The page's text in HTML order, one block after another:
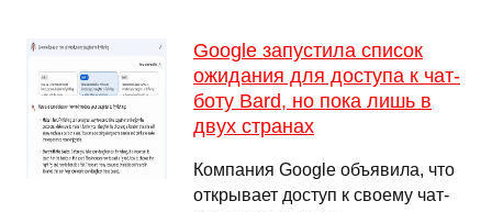
Google запустила список
ожидания для доступа к чат-
боту Bard, но пока лишь в
двух странах
Компания Google объявила, что
открывает доступ к своему чат-